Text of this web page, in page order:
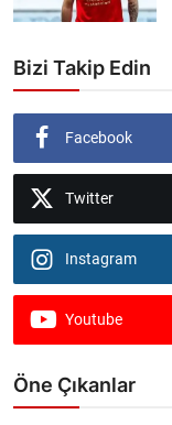
Bizi Takip Edin
Facebook
Twitter
Instagram
Youtube
Öne Çıkanlar